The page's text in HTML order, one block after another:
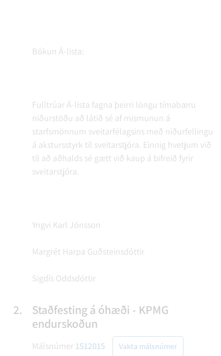
Bókun Á-lista:
Fulltrúar Á-lista fagna þeirri löngu tímabæru
niðurstöðu að látið sé af mismunun á
starfsmönnum sveitarfélagsins með niðurfellingu
á akstursstyrk til sveitarstjóra. Einnig hvetjum við
til að aðhalds sé gætt við kaup á bifreið fyrir
sveitarstjóra.
Yngvi Karl Jónsson
Margrét Harpa Guðsteinsdóttir
Sigdís Oddsdóttir
2.
Staðfesting á óhæði - KPMG
endurskoðun
Málsnúmer 1512015 Vakta málsnúmer